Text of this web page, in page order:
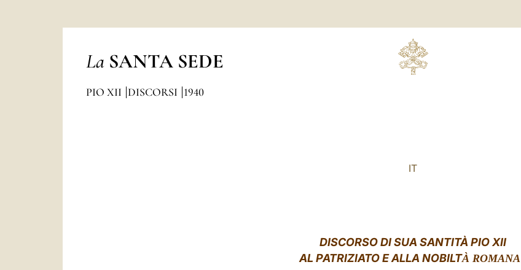
La SANTA SEDE
PIO XII DISCORSI 1940
IT
DISCORSO DI SUA SANTITÀ PIO XII
AL PATRIZIATO E ALLA NOBILTÀ ROMANA